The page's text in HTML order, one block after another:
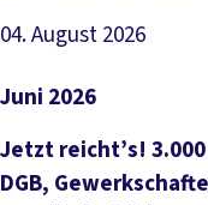
04. August 2026
Artikel lesen
Juni 2026
Jetzt reicht’s!
DGB,